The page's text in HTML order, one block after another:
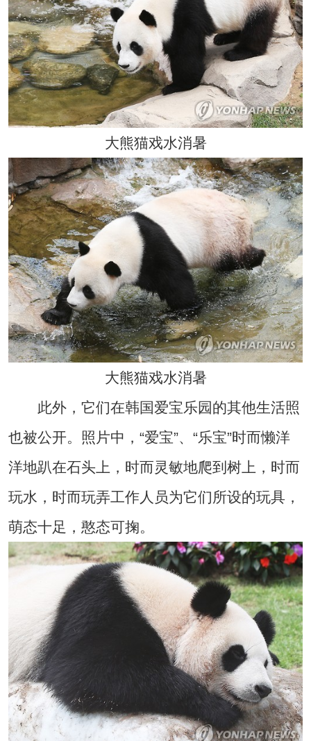
大熊猫戏水消暑
大熊猫戏水消暑
此外，它们在韩国爱宝乐园的其他生活照
也被公开。照片中，“爱宝”、“乐宝”时而懒洋
洋地趴在石头上，时而灵敏地爬到树上，时而
玩水，时而玩弄工作人员为它们所设的玩具，
萌态十足，憨态可掬。